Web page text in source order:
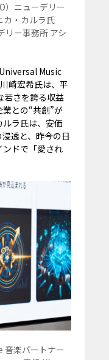
）ニューデリー
カ‧カルラ氏
リー事務所 アシ
Music
崎宏希氏は、平
若さを誇る収益
との“共創”が
ラ氏は、安価
透と、昨今の日
ドで「愛され
⾳楽パートナー